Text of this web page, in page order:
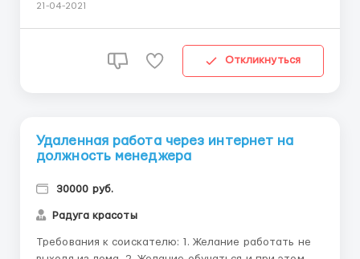
подойдёт для мам в декрете, домохозяек,
вложений денежных средств. Обязанности: работа с
21-04-2021
Откликнуться
Удаленная работа через интернет на
должность менеджера
30000 руб.
Радуга красоты
Требования к соискателю: 1. Желание работать не